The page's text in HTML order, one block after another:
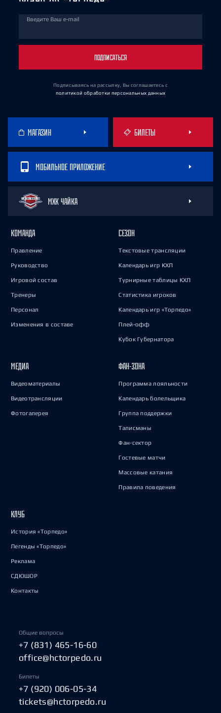
Введите Ваш e-mail
ПОДПИСАТЬСЯ
Подписываясь на рассылку, Вы соглашаетесь с
политикой обработки персональных данных
МАГАЗИН БИЛЕТЫ
МОБИЛЬНОЕ ПРИЛОЖЕНИЕ
МХК ЧАЙКА
КОМАНДА
Правление
Руководство
Игровой состав
Тренеры
Персонал
Изменения в составе
СЕЗОН
Текстовые трансляции
Календарь игр КХЛ
Турнирные таблицы КХЛ
Статистика игроков
Календарь игр «Торпедо»
Плей-офф
Кубок Губернатора
МЕДИА
Видеоматериалы
Видеотрансляции
Фотогалерея
ФАН-ЗОНА
Программа лояльности
Календарь болельщика
Группа поддержки
Талисманы
Фан-сектор
Гостевые матчи
Массовые катания
Правила поведения
КЛУБ
История «Торпедо»
Легенды «Торпедо»
Реклама
СДЮШОР
Контакты
Общие вопросы
+7 (831) 465-16-60
office@hctorpedo.ru
Билеты
+7 (920) 006-05-34
tickets@hctorpedo.ru